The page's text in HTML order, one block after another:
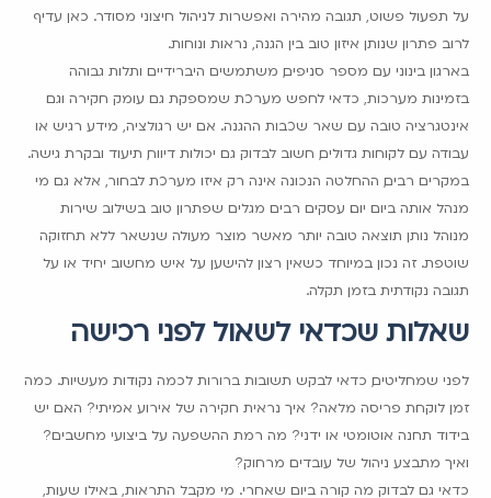
על תפעול פשוט, תגובה מהירה ואפשרות לניהול חיצוני מסודר. כאן עדיף
לרוב פתרון שנותן איזון טוב בין הגנה, נראות ונוחות.
בארגון בינוני עם מספר סניפים, משתמשים היברידיים ותלות גבוהה
בזמינות מערכות, כדאי לחפש מערכת שמספקת גם עומק חקירה וגם
אינטגרציה טובה עם שאר שכבות ההגנה. אם יש רגולציה, מידע רגיש או
עבודה עם לקוחות גדולים, חשוב לבדוק גם יכולות דיווח, תיעוד ובקרת גישה.
במקרים רבים, ההחלטה הנכונה אינה רק איזו מערכת לבחור, אלא גם מי
מנהל אותה ביום יום. עסקים רבים מגלים שפתרון טוב בשילוב שירות
מנוהל נותן תוצאה טובה יותר מאשר מוצר מעולה שנשאר ללא תחזוקה
שוטפת. זה נכון במיוחד כשאין רצון להישען על איש מחשוב יחיד או על
תגובה נקודתית בזמן תקלה.
שאלות שכדאי לשאול לפני רכישה
לפני שמחליטים, כדאי לבקש תשובות ברורות לכמה נקודות מעשיות. כמה
זמן לוקחת פריסה מלאה? איך נראית חקירה של אירוע אמיתי? האם יש
בידוד תחנה אוטומטי או ידני? מה רמת ההשפעה על ביצועי מחשבים?
ואיך מתבצע ניהול של עובדים מרחוק?
כדאי גם לבדוק מה קורה ביום שאחרי. מי מקבל התראות, באילו שעות,